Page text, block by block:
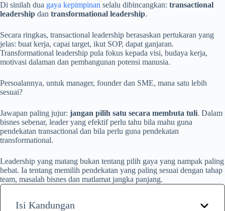
Di sinilah dua gaya kepimpinan selalu dibincangkan: transactional
leadership dan transformational leadership.
Secara ringkas, transactional leadership berasaskan pertukaran yang
jelas: buat kerja, capai target, ikut SOP, dapat ganjaran.
Transformational leadership pula fokus kepada visi, budaya kerja,
motivasi dalaman dan pembangunan potensi manusia.
Persoalannya, untuk manager, founder dan SME, mana satu lebih
sesuai?
Jawapan paling jujur: jangan pilih satu secara membuta tuli. Dalam
bisnes sebenar, leader yang efektif perlu tahu bila mahu guna
pendekatan transactional dan bila perlu guna pendekatan
transformational.
Leadership yang matang bukan tentang pilih gaya yang nampak paling
hebat. Ia tentang memilih pendekatan yang paling sesuai dengan tahap
team, masalah bisnes dan matlamat jangka panjang.
Isi Kandungan